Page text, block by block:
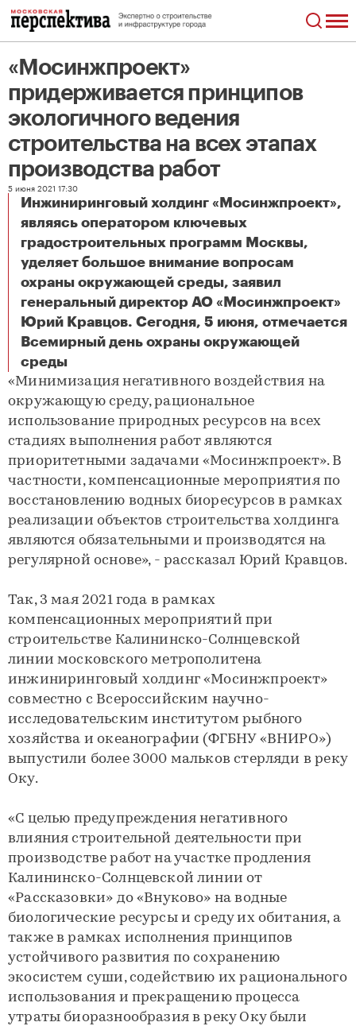
«Мосинжпроект»
придерживается принципов
экологичного ведения
строительства на всех этапах
производства работ
5 июня 2021 17:30
Инжиниринговый холдинг «Мосинжпроект»,
являясь оператором ключевых
градостроительных программ Москвы,
уделяет большое внимание вопросам
охраны окружающей среды, заявил
генеральный директор АО «Мосинжпроект»
Юрий Кравцов. Сегодня, 5 июня, отмечается
Всемирный день охраны окружающей
среды
«Минимизация негативного воздействия на
окружающую среду, рациональное
использование природных ресурсов на всех
стадиях выполнения работ являются
приоритетными задачами «Мосинжпроект». В
частности, компенсационные мероприятия по
восстановлению водных биоресурсов в рамках
реализации объектов строительства холдинга
являются обязательными и производятся на
регулярной основе», - рассказал Юрий Кравцов.
Так, 3 мая 2021 года в рамках
компенсационных мероприятий при
строительстве Калининско-Солнцевской
линии московского метрополитена
инжиниринговый холдинг «Мосинжпроект»
совместно с Всероссийским научно-
исследовательским институтом рыбного
хозяйства и океанографии (ФГБНУ «ВНИРО»)
выпустили более 3000 мальков стерляди в реку
Оку.
«С целью предупреждения негативного
влияния строительной деятельности при
производстве работ на участке продления
Калининско-Солнцевской линии от
«Рассказовки» до «Внуково» на водные
биологические ресурсы и среду их обитания, а
также в рамках исполнения принципов
устойчивого развития по сохранению
экосистем суши, содействию их рационального
использования и прекращению процесса
утраты биоразнообразия в реку Оку были